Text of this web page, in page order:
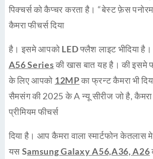
पिक्चर्स को कैप्चर करता है। “बेस्ट फ़ेस
कैमरा फीचर्स दिया
है। इसमे आपकोLEDफ्लैश लाइट भीदिया
A56 Seriesकी खास बात यह है। की इसमे
के लिए आपको 12MPका फ्रन्ट कैमरा भी
सैमसंग की 2025 के A न्यू सीरीज जो है,
प्रीमियम फीचर्स
दिया है। आप कैमरा वाला स्मार्टफोन केतलास
यसSamsung Galaxy A56,A36, A26